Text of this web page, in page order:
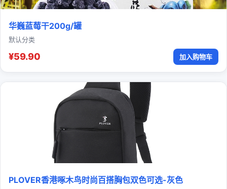
华巍蓝莓干200g/罐
默认分类
¥59.90 加入购物车
PLOVER香港啄木鸟时尚百搭胸包双色可选-灰色